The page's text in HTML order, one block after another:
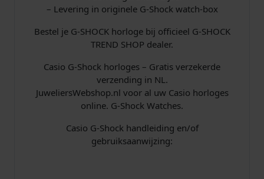
– Levering in originele G-Shock watch-box
Bestel je G-SHOCK horloge bij officieel G-SHOCK
TREND SHOP dealer.
Casio G-Shock horloges – Gratis verzekerde
verzending in NL.
JuweliersWebshop.nl voor al uw Casio horloges
online. G-Shock Watches.
Casio G-Shock handleiding en/of
gebruiksaanwijzing: